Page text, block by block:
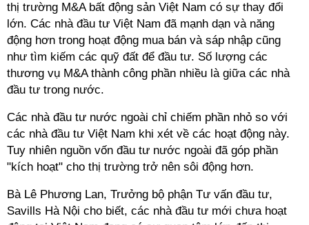
thị trường M&A bất động sản Việt Nam có sự thay đổi
lớn. Các nhà đầu tư Việt Nam đã mạnh dạn và năng
động hơn trong hoạt động mua bán và sáp nhập cũng
như tìm kiếm các quỹ đất để đầu tư. Số lượng các
thương vụ M&A thành công phần nhiều là giữa các nhà
đầu tư trong nước.
Các nhà đầu tư nước ngoài chỉ chiếm phần nhỏ so với
các nhà đầu tư Việt Nam khi xét về các hoạt động này.
Tuy nhiên nguồn vốn đầu tư nước ngoài đã góp phần
"kích hoạt" cho thị trường trở nên sôi động hơn.
Bà Lê Phương Lan, Trưởng bộ phận Tư vấn đầu tư,
Savills Hà Nội cho biết, các nhà đầu tư mới chưa hoạt